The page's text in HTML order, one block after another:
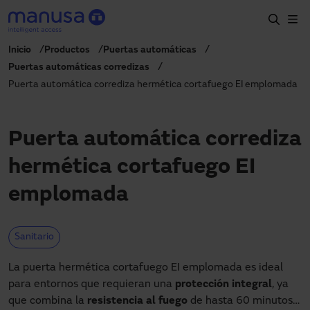
Skip to main content
Productos y sectores
Especificación
Proyectos
Blog
Sobre nosotros
ES-LATAM
manusa@manusa.com
Inicio Productos
Puertas automáticas
Puertas automáticas corredizas
Puerta automática corrediza hermética cortafuego EI emplomada
Puerta automática corrediza
hermética cortafuego EI
emplomada
Sanitario
La puerta hermética cortafuego EI emplomada es ideal
para entornos que requieran una protección integral, ya
que combina la resistencia al fuego de hasta 60 minutos